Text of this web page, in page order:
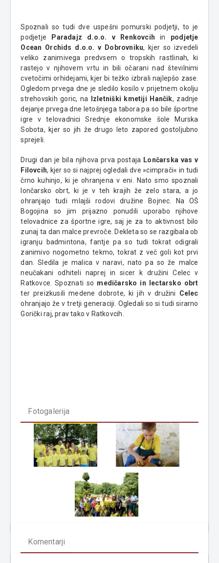
Spoznali so tudi dve uspešni pomurski podjetji, to je
podjetje
Paradajz d.o.o. v Renkovcih in podjetje
Ocean Orchids d.o.o. v Dobrovniku, kjer so izvedeli
veliko zanimivega predvsem o tropskih rastlinah, ki
rastejo v njihovem vrtu in bili očarani nad številnimi
cvetočimi orhidejami, kjer bi težko izbrali najlepšo zase.
Ogledom prvega dne je sledilo kosilo v prijetnem okolju
strehovskih goric, na
Izletniški kmetiji Hančik, zadnje
dejanje prvega dne letošnjega tabora pa so bile športne
igre v telovadnici Srednje ekonomske šole Murska
Sobota, kjer so jih že drugo leto zapored gostoljubno
sprejeli.
Drugi dan je bila njihova prva postaja Lončarska vas v
Filovcih, kjer so si najprej ogledali dve »cimprači« in tudi
črno kuhinjo, ki je ohranjena v eni. Nato smo spoznali
lončarsko obrt, ki je v teh krajih že zelo stara, a jo
ohranjajo tudi mlajši rodovi družine Bojnec. Na OŠ
Bogojina so jim prijazno ponudili uporabo njihove
telovadnice za športne igre, saj je za to aktivnost bilo
zunaj ta dan malce prevroče. Dekleta so se razgibala ob
igranju badmintona, fantje pa so tudi tokrat odigrali
zanimivo nogometno tekmo, tokrat z več goli kot prvi
dan. Sledila je malica v naravi, nato pa so že malce
neučakani odhiteli naprej in sicer k družini Celec v
Ratkovce. Spoznati so medičarsko in lectarsko obrt
ter preizkusili medene dobrote, ki jih v družini Celec
ohranjajo že v tretji generaciji. Ogledali so si tudi sirarno
Gorički raj, prav tako v Ratkovcih.
Fotogalerija
Komentarji